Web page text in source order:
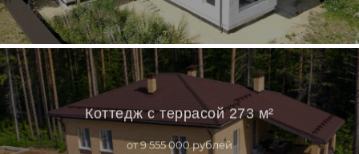
Коттедж с террасой 273 м²
от 9 555 000 рублей